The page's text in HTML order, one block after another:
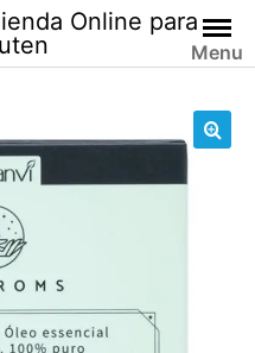
Online para
Menu